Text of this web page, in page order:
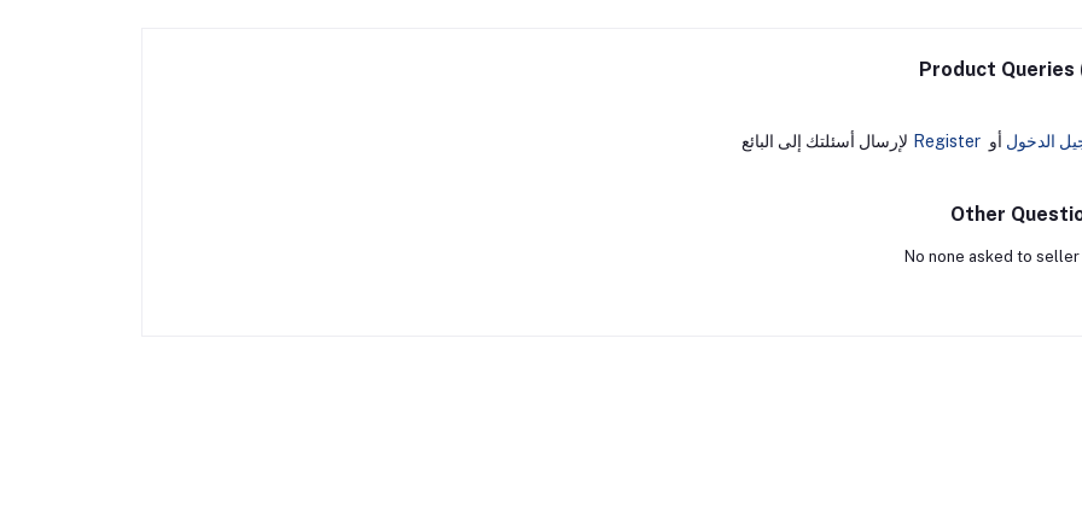
Product Queries
الدخول أو Register لإرسال أسئلتك إلى البائع
Other
No none asked to